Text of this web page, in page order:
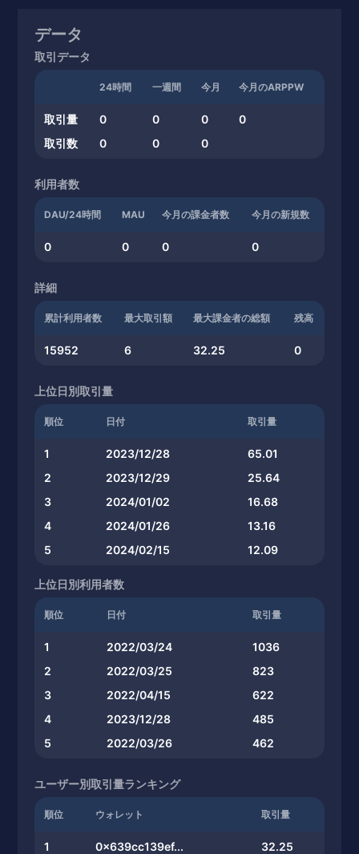
データ
取引データ
24時間 一週間 今月 今月のARPPW
取引量 0 0 0
0
取引数
0 0 0
利用者数
DAU/24時間 MAU 今月の課金者数 今月の新規数
0 0 0 0
詳細
累計利用者数 最大取引額 最大課金者の総額 残高
15952 6 32.25 0
上位日別取引量
順位 日付 取引量
1 2023/12/28
65.01
2
2023/12/29
25.64
3
2024/01/02
16.68
4
2024/01/26
13.16
5
2024/02/15 12.09
上位日別利用者数
順位 日付 取引量
1 2022/03/24
1036
2
2022/03/25
823
3
2022/04/15
622
4
2023/12/28
485
5
2022/03/26 462
ユーザー別取引量ランキング
順位 ウォレット 取引量
1 0x639cc139ef...
32.25